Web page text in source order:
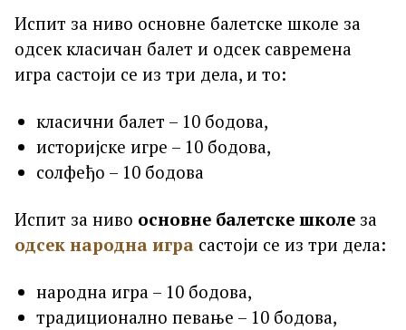
Испит за ниво основне балетске школе за
одсек класичан балет и одсек савремена
игра састоји се из три дела, и то:
класични балет – 10 бодова,
историјске игре – 10 бодова,
солфеђо – 10 бодова
Испит за ниво основне балетске школе за
одсек народна игра састоји се из три дела:
народна игра – 10 бодова,
традиционално певање – 10 бодова,